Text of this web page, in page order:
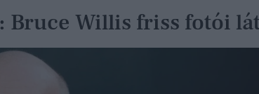
Bruce Willis friss fotói